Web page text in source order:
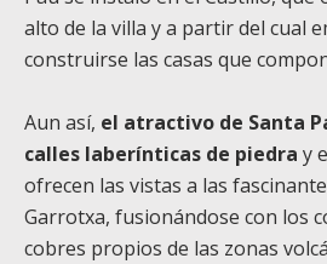
alto de la villa y a partir del cual
construirse las casas que
Aun así, el atractivo de Santa
calles laberínticas de piedra y
ofrecen las vistas a las
Garrotxa, fusionándose con los
cobres propios de las zonas